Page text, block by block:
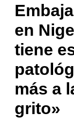
en
tiene
más a
grito»